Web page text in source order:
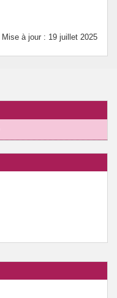
Mise à jour : 19 juillet 2025